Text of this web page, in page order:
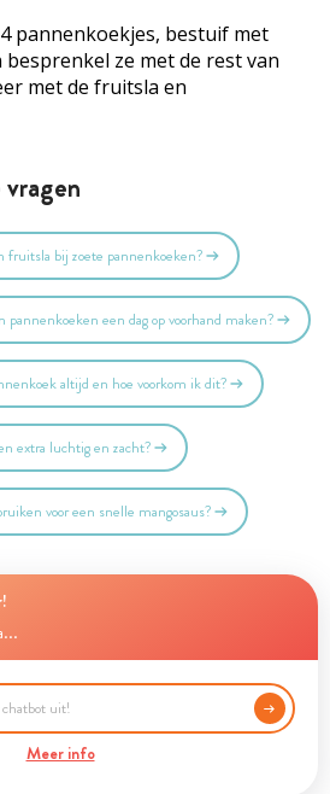
pannenkoekjes, bestuif met
ze met de rest van
met de fruitsla en
bij zoete pannenkoeken?
pannenkoeken een dag op voorhand maken?
altijd en hoe voorkom ik dit?
extra luchtig en zacht?
voor een snelle mangosaus?
Meer info